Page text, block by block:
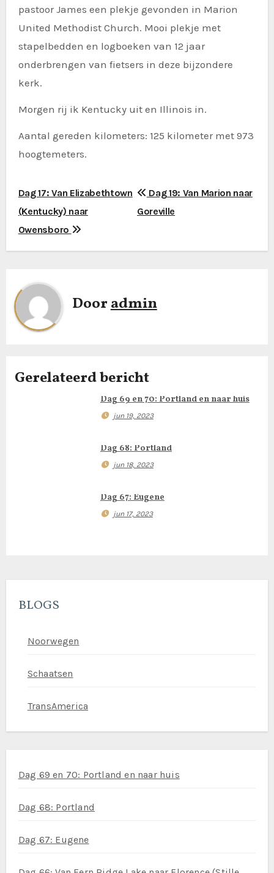
pastoor James een plekje gevonden in Marion
United Methodist Church. Mooi plekje met
stapelbedden en logboeken van 12 jaar
onderbrengen van fietsers in deze bijzondere
kerk.
Morgen rij ik Kentucky uit en Illinois in.
Aantal gereden kilometers: 125 kilometer met 973
hoogtemeters.
B
e
r
c
h
n
Dag 17: Van Elizabethtown
(Kentucky) naar
Owensboro
Dag 19: Van Marion naar
Goreville
Dooradmin
Gerelateerd bericht
Dag 69 en 70: Portland en naar huis
jun 19, 2023
Dag 68: Portland
jun 18, 2023
Dag 67: Eugene
jun 17, 2023
BLOGS
Noorwegen
Schaatsen
TransAmerica
Dag 69 en 70: Portland en naar huis
Dag 68: Portland
Dag 67: Eugene